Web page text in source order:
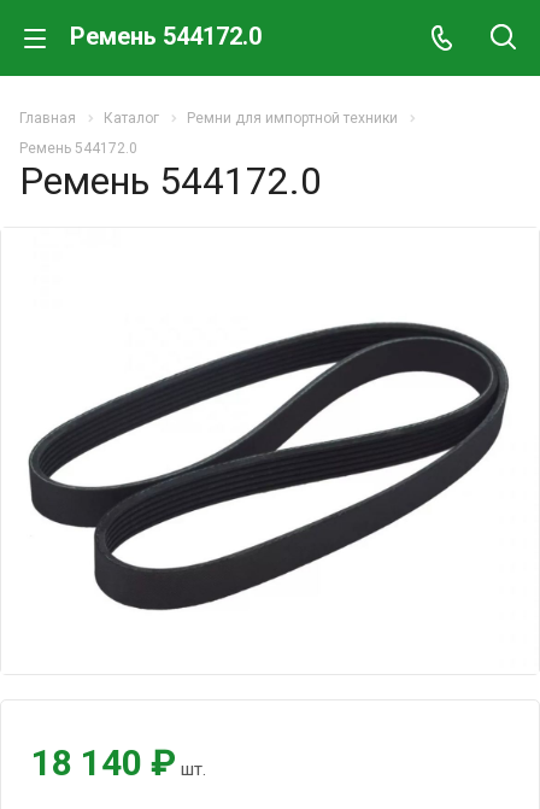
Ремень 544172.0
Главная Каталог
Ремни для импортной техники
Ремень 544172.0
Ремень 544172.0
18 140 ₽ шт.